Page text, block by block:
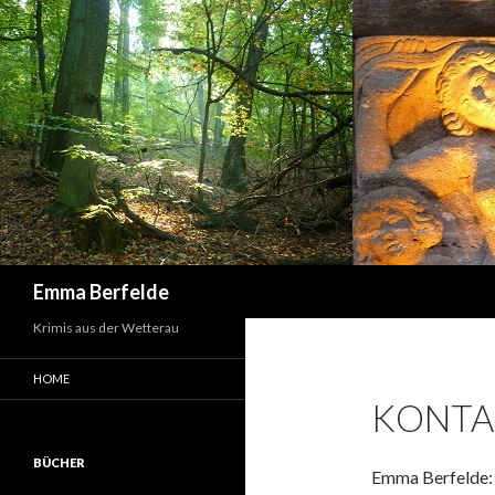
Emma Berfelde
Emma Berfelde:
Krimis aus der Wetterau
HOME
BÜCHER